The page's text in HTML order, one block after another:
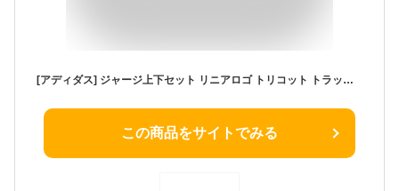
[アディダス] ジャージ上下セット リニアロゴ トリコット トラックスーツ ECT04 メンズ Top:ブラック/ホワイト Bottom:ブラック/ホワイト(GK9654) 日本サイズM相当
この商品をサイトでみる